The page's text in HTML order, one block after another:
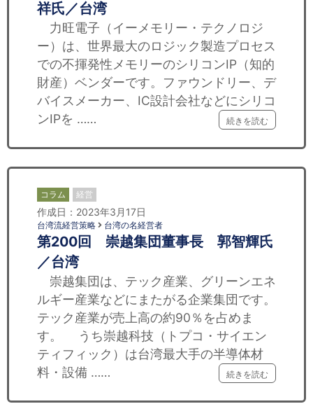
祥氏／台湾
力旺電子（イーメモリー・テクノロジ
ー）は、世界最大のロジック製造プロセス
での不揮発性メモリーのシリコンIP（知的
財産）ベンダーです。ファウンドリー、デ
バイスメーカー、IC設計会社などにシリコ
ンIPを ……
続きを読む
コラム 経営
作成日：2023年3月17日
台湾流経営策略 台湾の名経営者
第200回 崇越集団董事長 郭智輝氏
／台湾
崇越集団は、テック産業、グリーンエネ
ルギー産業などにまたがる企業集団です。
テック産業が売上高の約90％を占めま
す。 うち崇越科技（トプコ・サイエン
ティフィック）は台湾最大手の半導体材
料・設備 ……
続きを読む